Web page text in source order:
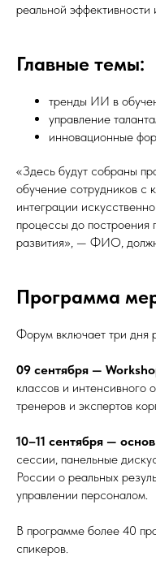
реальной эффективности
Главные темы:
тренды ИИ в
управление
инновационные
«Здесь будут собраны
обучение сотрудников с
интеграции
процессы до построения
развития», — ФИО,
Программа
Форум включает три дня
09 сентября —
классов и интенсивного
тренеров и экспертов
10–11 сентября —
сессии, панельные
России о реальных
управлении персоналом.
В программе более 40
спикеров.